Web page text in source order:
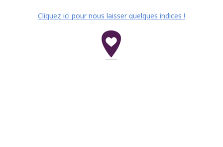
Cliquez ici pour nous laisser quelques indices !